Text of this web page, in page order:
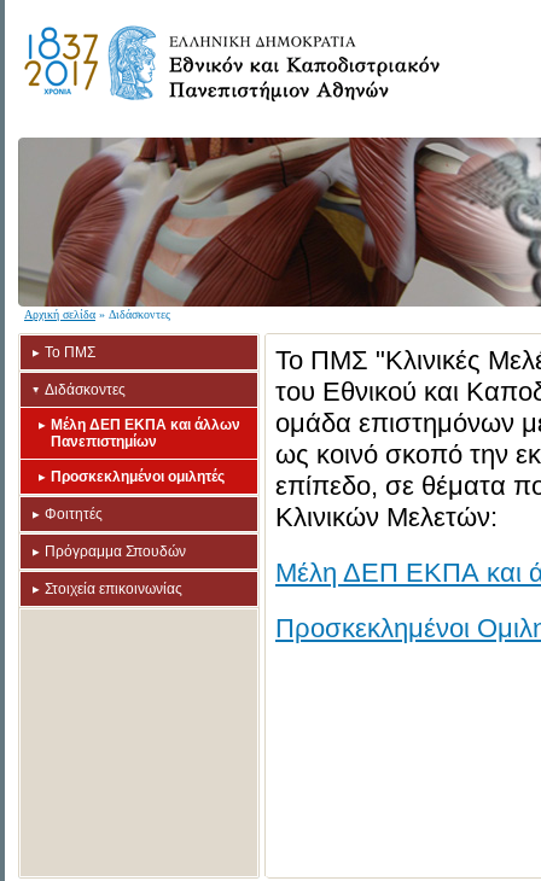
Αρχική σελίδα » Διδάσκοντες
Το ΠΜΣ
Διδάσκοντες
Μέλη ΔΕΠ ΕΚΠΑ και άλλων
Πανεπιστημίων
Προσκεκλημένοι ομιλητές
Φοιτητές
Πρόγραμμα Σπουδών
Στοιχεία επικοινωνίας
Το ΠΜΣ "Κλινικές
του Εθνικού και
ομάδα επιστημόνων με
ως κοινό σκοπό την
επίπεδο, σε θέματα
Κλινικών Μελετών:
Μέλη ΔΕΠ ΕΚΠΑ και
Προσκεκλημένοι